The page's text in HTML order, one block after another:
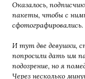
Оказалось,
пакеты, чтобы с
И тут две девушки,
попросили дать им
подозрение, но я
Через несколько